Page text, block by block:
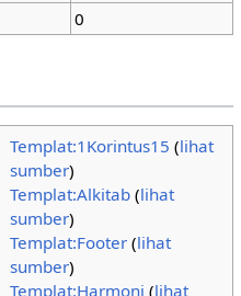
0
Templat:1Korintus15 (lihat
sumber)
Templat:Alkitab (lihat
sumber)
Templat:Footer (lihat
sumber)
Templat:Harmoni (lihat